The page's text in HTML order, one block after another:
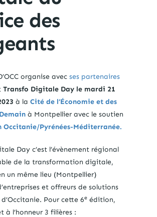
des
organise avec ses partenaires
Transfo Digitale Dayle mardi 21
à la Cité de l’Économie et des
à Montpellier avec le soutien
Occitanie/Pyrénées-Méditerranée.
Day c’est l’évènement régional
de la transformation digitale,
un même lieu (Montpellier)
et offreurs de solutions
Pour cette 6eédition,
à l’honneur 3 filières :